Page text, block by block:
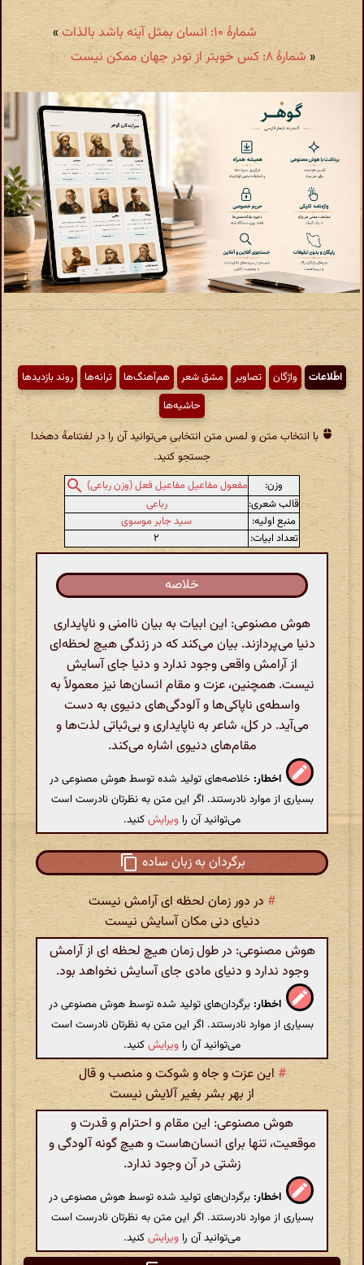
شمارهٔ ۱۰: انسان بمثل آینه باشد بالذات
»
« شمارهٔ ۸: کس خوبتر از تودر جهان ممکن نیست
اطّلاعات واژگان تصاویر مشق شعر هم‌آهنگ‌ها ترانه‌ها
روند بازدیدها
حاشیه‌ها
با انتخاب متن و لمس متن انتخابی می‌توانید آن را در لغتنامهٔ دهخدا
جستجو کنید.
وزن:
مفعول مفاعیل مفاعیل فعل (وزن رباعی)
قالب شعری:
رباعی
منبع اولیه:
سید جابر موسوی
تعداد ابیات:
۲
خلاصه
هوش مصنوعی: این ابیات به بیان ناامنی و ناپایداری
دنیا می‌پردازند. بیان می‌کند که در زندگی هیچ لحظه‌ای
از آرامش واقعی وجود ندارد و دنیا جای آسایش
نیست. همچنین، عزت و مقام انسان‌ها نیز معمولاً به
واسطه‌ی ناپاکی‌ها و آلودگی‌های دنیوی به دست
می‌آید. در کل، شاعر به ناپایداری و بی‌ثباتی لذت‌ها و
مقام‌های دنیوی اشاره می‌کند.
اخطار: خلاصه‌های تولید شده توسط هوش مصنوعی در
بسیاری از موارد نادرستند. اگر این متن به نظرتان نادرست است
می‌توانید آن را ویرایشکنید.
برگردان به زبان ساده
# در دور زمان لحظه ای آرامش نیست
دنیای دنی مکان آسایش نیست
هوش مصنوعی: در طول زمان هیچ لحظه ای از آرامش
وجود ندارد و دنیای مادی جای آسایش نخواهد بود.
اخطار: برگردان‌های تولید شده توسط هوش مصنوعی در
بسیاری از موارد نادرستند. اگر این متن به نظرتان نادرست است
می‌توانید آن را ویرایشکنید.
# این عزت و جاه و شوکت و منصب و قال
از بهر بشر بغیر آلایش نیست
هوش مصنوعی: این مقام و احترام و قدرت و
موقعیت، تنها برای انسان‌هاست و هیچ گونه آلودگی و
زشتی در آن وجود ندارد.
اخطار: برگردان‌های تولید شده توسط هوش مصنوعی در
بسیاری از موارد نادرستند. اگر این متن به نظرتان نادرست است
می‌توانید آن را ویرایشکنید.